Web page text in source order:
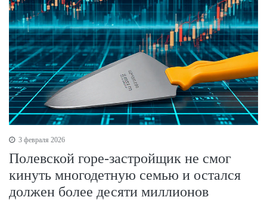
3 февраля 2026
Полевской горе-застройщик не смог
кинуть многодетную семью и остался
должен более десяти миллионов